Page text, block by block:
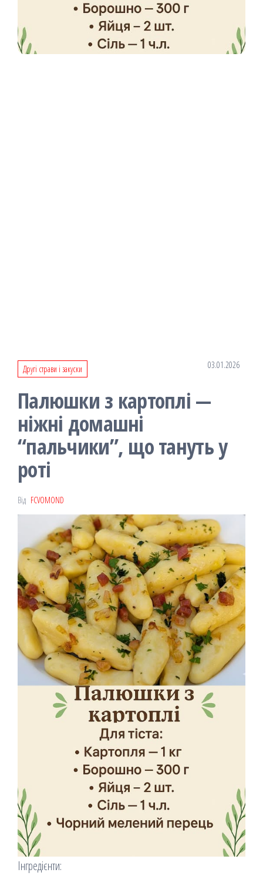
Другі страви і закуски 03.01.2026
Палюшки з картоплі —
ніжні домашні
“пальчики”, що тануть у
роті
Від FCVOMOND
Інгредієнти: